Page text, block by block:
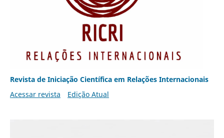
Revista de Iniciação Científica em Relações Internacionais
Acessar revista
Edição Atual